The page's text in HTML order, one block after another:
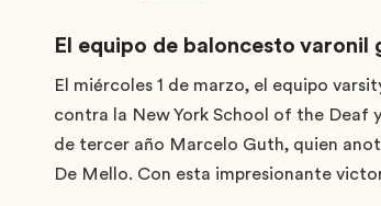
El equipo de baloncesto
El miércoles 1 de marzo, el equipo
contra la New York School of the Deaf
de tercer año Marcelo Guth, quien
De Mello. Con esta impresionante